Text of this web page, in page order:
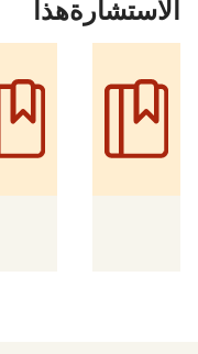
الاستشارة هذا